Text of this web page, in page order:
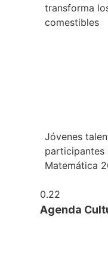
transforma
comestibles
Jóvenes
participantes
Matemática
Agenda